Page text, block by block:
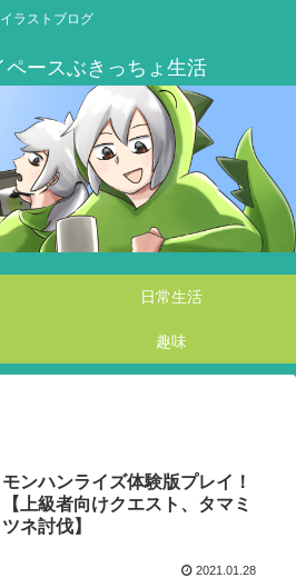
イラストブログ
日常生活
趣味
モンハンライズ体験版プレイ！
【上級者向けクエスト、タマミ
ツネ討伐】
2021.01.28